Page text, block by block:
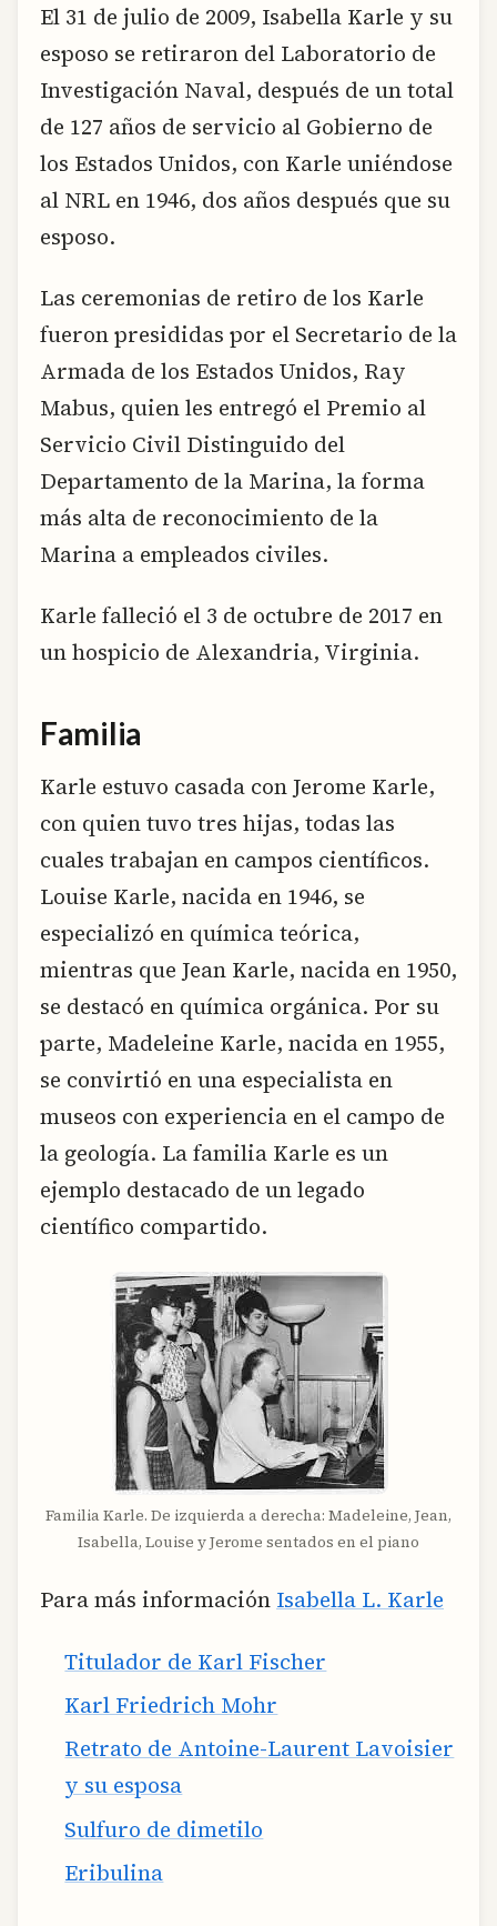
El 31 de julio de 2009, Isabella Karle y su
esposo se retiraron del Laboratorio de
Investigación Naval, después de un total
de 127 años de servicio al Gobierno de
los Estados Unidos, con Karle uniéndose
al NRL en 1946, dos años después que su
esposo.
Las ceremonias de retiro de los Karle
fueron presididas por el Secretario de la
Armada de los Estados Unidos, Ray
Mabus, quien les entregó el Premio al
Servicio Civil Distinguido del
Departamento de la Marina, la forma
más alta de reconocimiento de la
Marina a empleados civiles.
Karle falleció el 3 de octubre de 2017 en
un hospicio de Alexandria, Virginia.
Familia
Karle estuvo casada con Jerome Karle,
con quien tuvo tres hijas, todas las
cuales trabajan en campos científicos.
Louise Karle, nacida en 1946, se
especializó en química teórica,
mientras que Jean Karle, nacida en 1950,
se destacó en química orgánica. Por su
parte, Madeleine Karle, nacida en 1955,
se convirtió en una especialista en
museos con experiencia en el campo de
la geología. La familia Karle es un
ejemplo destacado de un legado
científico compartido.
Familia Karle. De izquierda a derecha: Madeleine, Jean,
Isabella, Louise y Jerome sentados en el piano
Para más información Isabella L. Karle
Titulador de Karl Fischer
Karl Friedrich Mohr
Retrato de Antoine-Laurent Lavoisier
y su esposa
Sulfuro de dimetilo
Eribulina